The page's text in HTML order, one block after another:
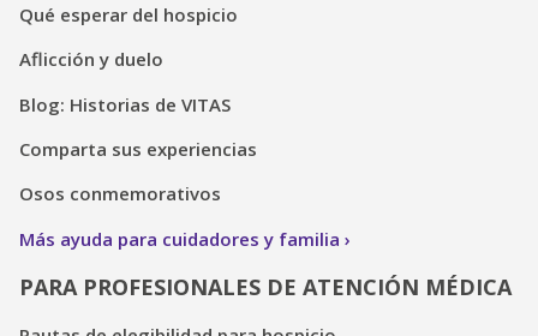
Qué esperar del hospicio
Aflicción y duelo
Blog: Historias de VITAS
Comparta sus experiencias
Osos conmemorativos
Más ayuda para cuidadores y familia
PARA PROFESIONALES DE ATENCIÓN MÉDICA